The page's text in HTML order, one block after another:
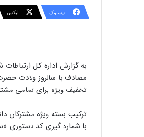
فیسبوک ایکس
مصادف با سالروز ولادت
تخفیف ویژه برای تمامی
با شماره گیری کد دستوری «ستاره ۱۰۰ ستاره ۶۷ مربع» می توان آن را با قیمت ۱۰ هزار تومان